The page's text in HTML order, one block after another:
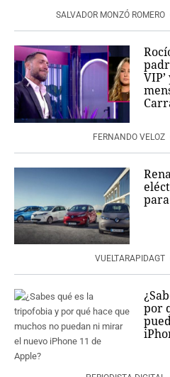
SALVADOR MONZÓ ROMERO
FERNANDO VELOZ
VUELTARAPIDAGT
por